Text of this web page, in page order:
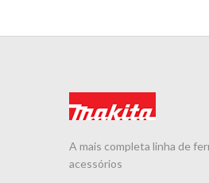
A mais completa linha de
acessórios